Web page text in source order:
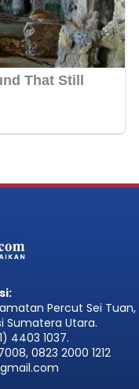
Percut Sei Tuan,
Sumatera Utara.
4403 1037.
0823 2000 1212